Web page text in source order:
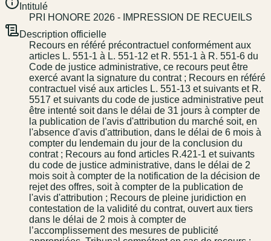
Intitulé
PRI HONORE 2026 - IMPRESSION DE RECUEILS
Description officielle
Recours en référé précontractuel conformément aux
articles L. 551-1 à L. 551-12 et R. 551-1 à R. 551-6 du
Code de justice administrative, ce recours peut être
exercé avant la signature du contrat ; Recours en référé
contractuel visé aux articles L. 551-13 et suivants et R.
5517 et suivants du code de justice administrative peut
être intenté soit dans le délai de 31 jours à compter de
la publication de l'avis d'attribution du marché soit, en
l'absence d'avis d'attribution, dans le délai de 6 mois à
compter du lendemain du jour de la conclusion du
contrat ; Recours au fond articles R.421-1 et suivants
du code de justice administrative, dans le délai de 2
mois soit à compter de la notification de la décision de
rejet des offres, soit à compter de la publication de
l'avis d'attribution ; Recours de pleine juridiction en
contestation de la validité du contrat, ouvert aux tiers
dans le délai de 2 mois à compter de
l’accomplissement des mesures de publicité